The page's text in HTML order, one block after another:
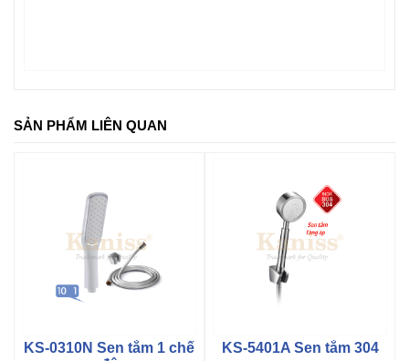
SẢN PHẨM LIÊN QUAN
KS-0310N Sen tắm 1 chế
KS-5401A Sen tắm 304